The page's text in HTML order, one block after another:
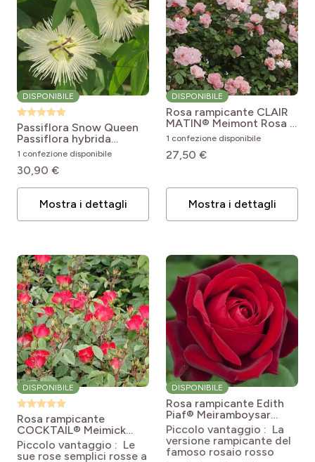
DISPONIBILE
Passiflora Snow Queen
Passiflora hybrida
RIVERSIDE® Snow Queen
1 confezione disponibile
30,90 €
Mostra i dettagli
DISPONIBILE
Rosa rampicante CLAIR
MATIN® Meimont Rosa x
floribunda Clair Matin
'Meimont'
1 confezione disponibile
27,50 €
Mostra i dettagli
DISPONIBILE
Rosa rampicante
COCKTAIL® Meimick
Rosa Cocktail® 'Meimick'
Piccolo vantaggio : Le
sue rose semplici rosse a
DISPONIBILE
Rosa rampicante Edith
Piaf® Meiramboysar
Rosa 'Meiramboysar'
GPT EDITH PIAF®
Piccolo vantaggio : La
versione rampicante del
famoso rosaio rosso